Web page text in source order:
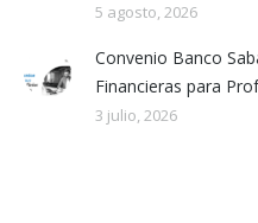
5 agosto, 2026
Convenio Banco
Financieras para
3 julio, 2026